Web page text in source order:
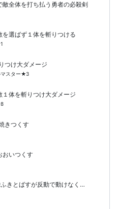
敵全体を打ち払う勇者の必殺剣
を選ばず１体を斬りつける
つけ大ダメージ
スター★3
１体を斬りつけ大ダメージ
きつくす
おいつくす
敵全体を大爆発でふきとばすが反動で動けなくなる